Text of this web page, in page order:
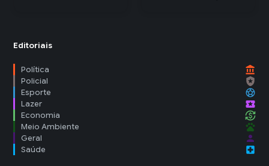
Editoriais
Política account_balance
Policial local_police
Esporte sports_soccer
Lazer local_activity
Economia currency_exchange
Meio Ambiente pets
Geral person
Saúde local_hospital